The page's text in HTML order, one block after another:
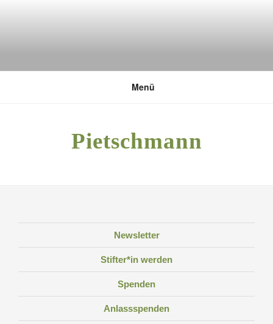
DEUTSCHE UMWELTSTIFTUNG
Menü
Pietschmann
Newsletter
Stifter*in werden
Spenden
Anlassspenden